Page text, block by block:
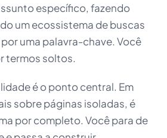
específico, fazendo
um ecossistema de buscas
uma palavra-chave. Você
termos soltos.
é o ponto central. Em
sobre páginas isoladas, é
por completo. Você para de